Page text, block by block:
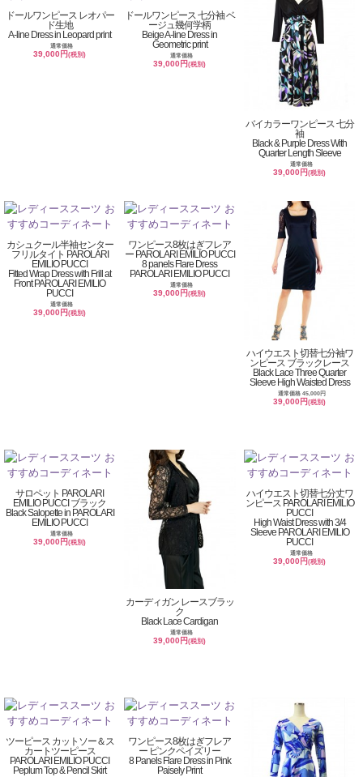
ドールワンピース レオパー
ド生地
A-line Dress in Leopard print
通常価格
39,000円(税別)
ドールワンピース 七分袖 ベ
ージュ幾何学柄
Beige A-line Dress in
Geometric print
通常価格
39,000円(税別)
バイカラーワンピース 七分
袖
Black & Purple Dress With
Quarter Length Sleeve
通常価格
39,000円(税別)
カシュクール半袖センター
フリルタイト PAROLARI
EMILIO PUCCI
Fitted Wrap Dress with Frill at
Front PAROLARI EMILIO
PUCCI
通常価格
39,000円(税別)
ワンピース8枚はぎフレア
ー PAROLARI EMILIO PUCCI
8 panels Flare Dress
PAROLARI EMILIO PUCCI
通常価格
39,000円(税別)
ハイウエスト切替七分袖ワ
ンピース ブラックレース
Black Lace Three Quarter
Sleeve High Waisted Dress
通常価格 45,000円
39,000円(税別)
サロペット PAROLARI
EMILIO PUCCI ブラック
Black Salopette in PAROLARI
EMILIO PUCCI
通常価格
39,000円(税別)
カーディガン レースブラッ
ク
Black Lace Cardigan
通常価格
39,000円(税別)
ハイウエスト切替七分丈ワ
ンピース PAROLARI EMILIO
PUCCI
High Waist Dress with 3/4
Sleeve PAROLARI EMILIO
PUCCI
通常価格
39,000円(税別)
ツーピース カットソー＆ス
カートツーピース
PAROLARI EMILIO PUCCI
Peplum Top & Pencil Skirt
ワンピース8枚はぎフレア
ー ピンクペイズリー
8 Panels Flare Dress in Pink
Paisely Print